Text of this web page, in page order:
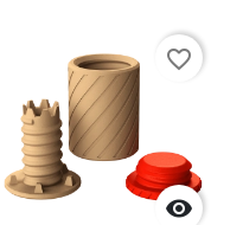

favorite_border